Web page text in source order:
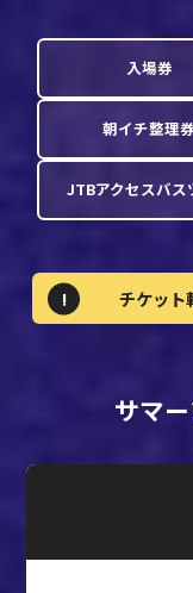
入場券
朝イチ整理券
JTBアクセスバス
チケット
サマ